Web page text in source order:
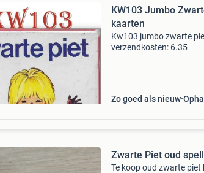
KW103 Jumbo
kaarten
Kw103 jumbo zwarte
verzendkosten: 6.35
Zo goed als nieuw
Zwarte Piet oud
Te koop oud zwarte